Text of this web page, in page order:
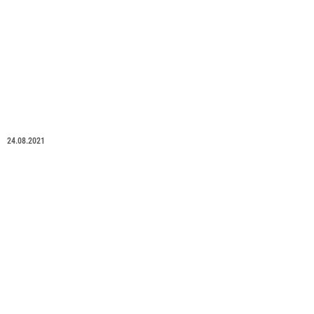
24.08.2021